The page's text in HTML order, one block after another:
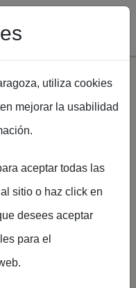
de FIMA Zaragoza
utiliza cookies
mejorar la usabilidad
aceptar todas las
sitio o haz click en
desees aceptar
para el